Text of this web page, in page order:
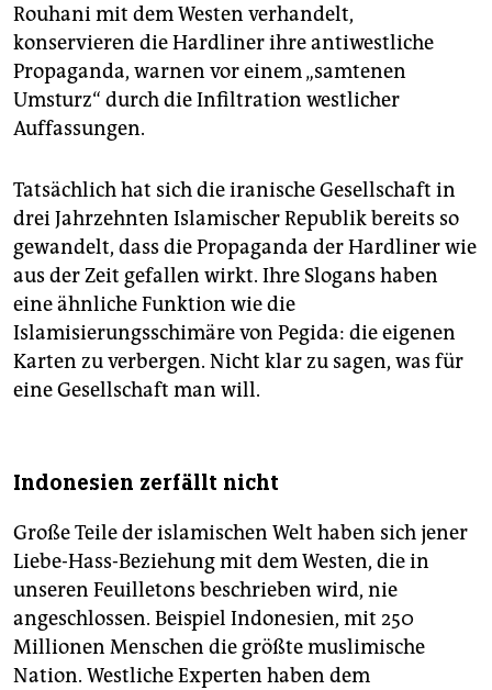
Rouhani mit dem Westen verhandelt,
konservieren die Hardliner ihre antiwestliche
Propaganda, warnen vor einem „samtenen
Umsturz“ durch die Infiltration westlicher
Auffassungen.
Tatsächlich hat sich die iranische Gesellschaft in
drei Jahrzehnten Islamischer Republik bereits so
gewandelt, dass die Propaganda der Hardliner wie
aus der Zeit gefallen wirkt. Ihre Slogans haben
eine ähnliche Funktion wie die
Islamisierungsschimäre von Pegida: die eigenen
Karten zu verbergen. Nicht klar zu sagen, was für
eine Gesellschaft man will.
Indonesien zerfällt nicht
Große Teile der islamischen Welt haben sich jener
Liebe-Hass-Beziehung mit dem Westen, die in
unseren Feuilletons beschrieben wird, nie
angeschlossen. Beispiel Indonesien, mit 250
Millionen Menschen die größte muslimische
Nation. Westliche Experten haben dem